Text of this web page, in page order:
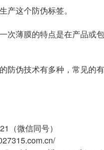
产这个防伪标签。
次薄膜的特点是在产品或
防伪技术有多种，常见的
（微信同号）